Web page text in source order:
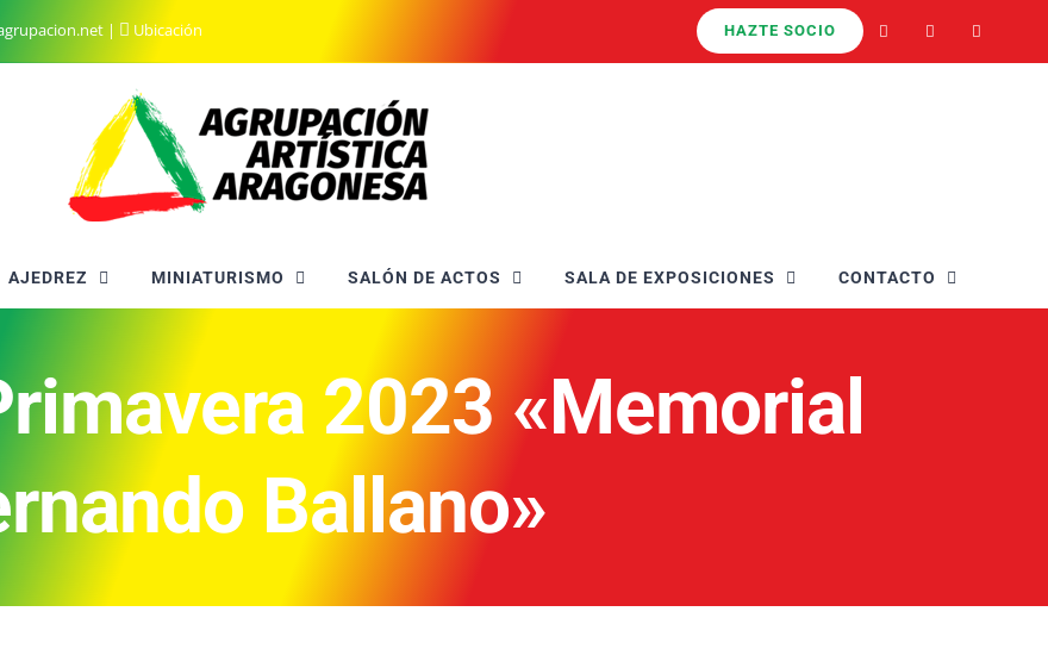
| Ubicación HAZTE SOCIO
AJEDREZ MINIATURISMO SALÓN DE ACTOS SALA DE EXPOSICIONES CONTACTO
2023 «Memorial
Ballano»